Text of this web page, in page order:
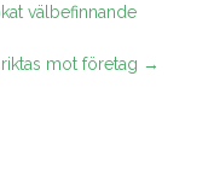
välbefinnande
mot företag →